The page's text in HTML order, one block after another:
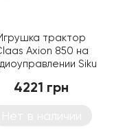
трактор
Axion 850 на
Siku
4221 грн